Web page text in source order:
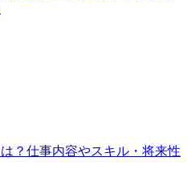
？仕事内容やスキル・将来性